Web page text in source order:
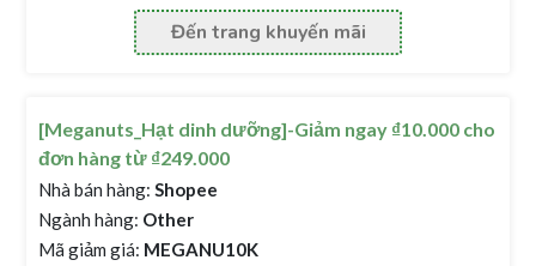
Đến trang khuyến mãi
[Meganuts_Hạt dinh dưỡng]-Giảm ngay ₫10.000 cho
đơn hàng từ ₫249.000
Nhà bán hàng: Shopee
Ngành hàng: Other
Mã giảm giá: MEGANU10K